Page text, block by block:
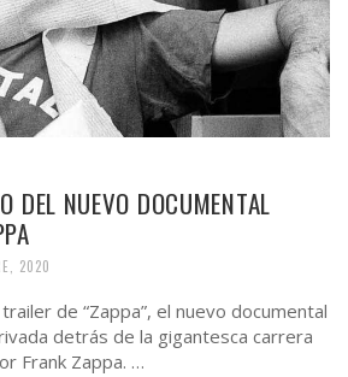
DEL NUEVO DOCUMENTAL
2020
de “Zappa”, el nuevo documental
detrás de la gigantesca carrera
Frank Zappa. …